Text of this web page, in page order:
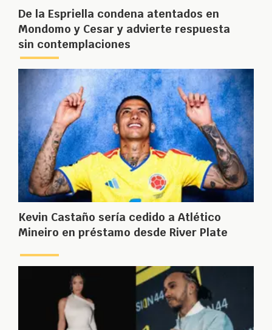
De la Espriella condena atentados en
Mondomo y Cesar y advierte respuesta
sin contemplaciones
Kevin Castaño sería cedido a Atlético
Mineiro en préstamo desde River Plate